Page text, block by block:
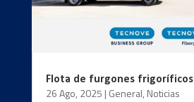
Flota de furgones frigoríficos
26 Ago, 2025 | General, Noticias